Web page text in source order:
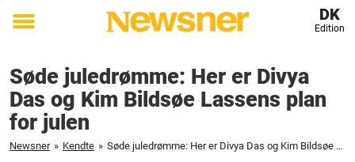
Toggle
DK
Edition
Søde juledrømme: Her er Divya
Das og Kim Bildsøe Lassens plan
for julen
Newsner » Kendte » Søde juledrømme: Her er Divya Das og Kim Bildsøe Lassens plan for julen